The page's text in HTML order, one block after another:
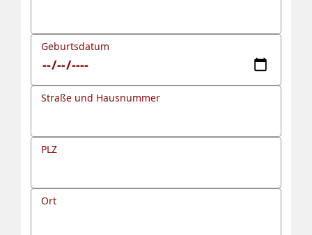
Geburtsdatum
Straße und Hausnummer
PLZ
Ort